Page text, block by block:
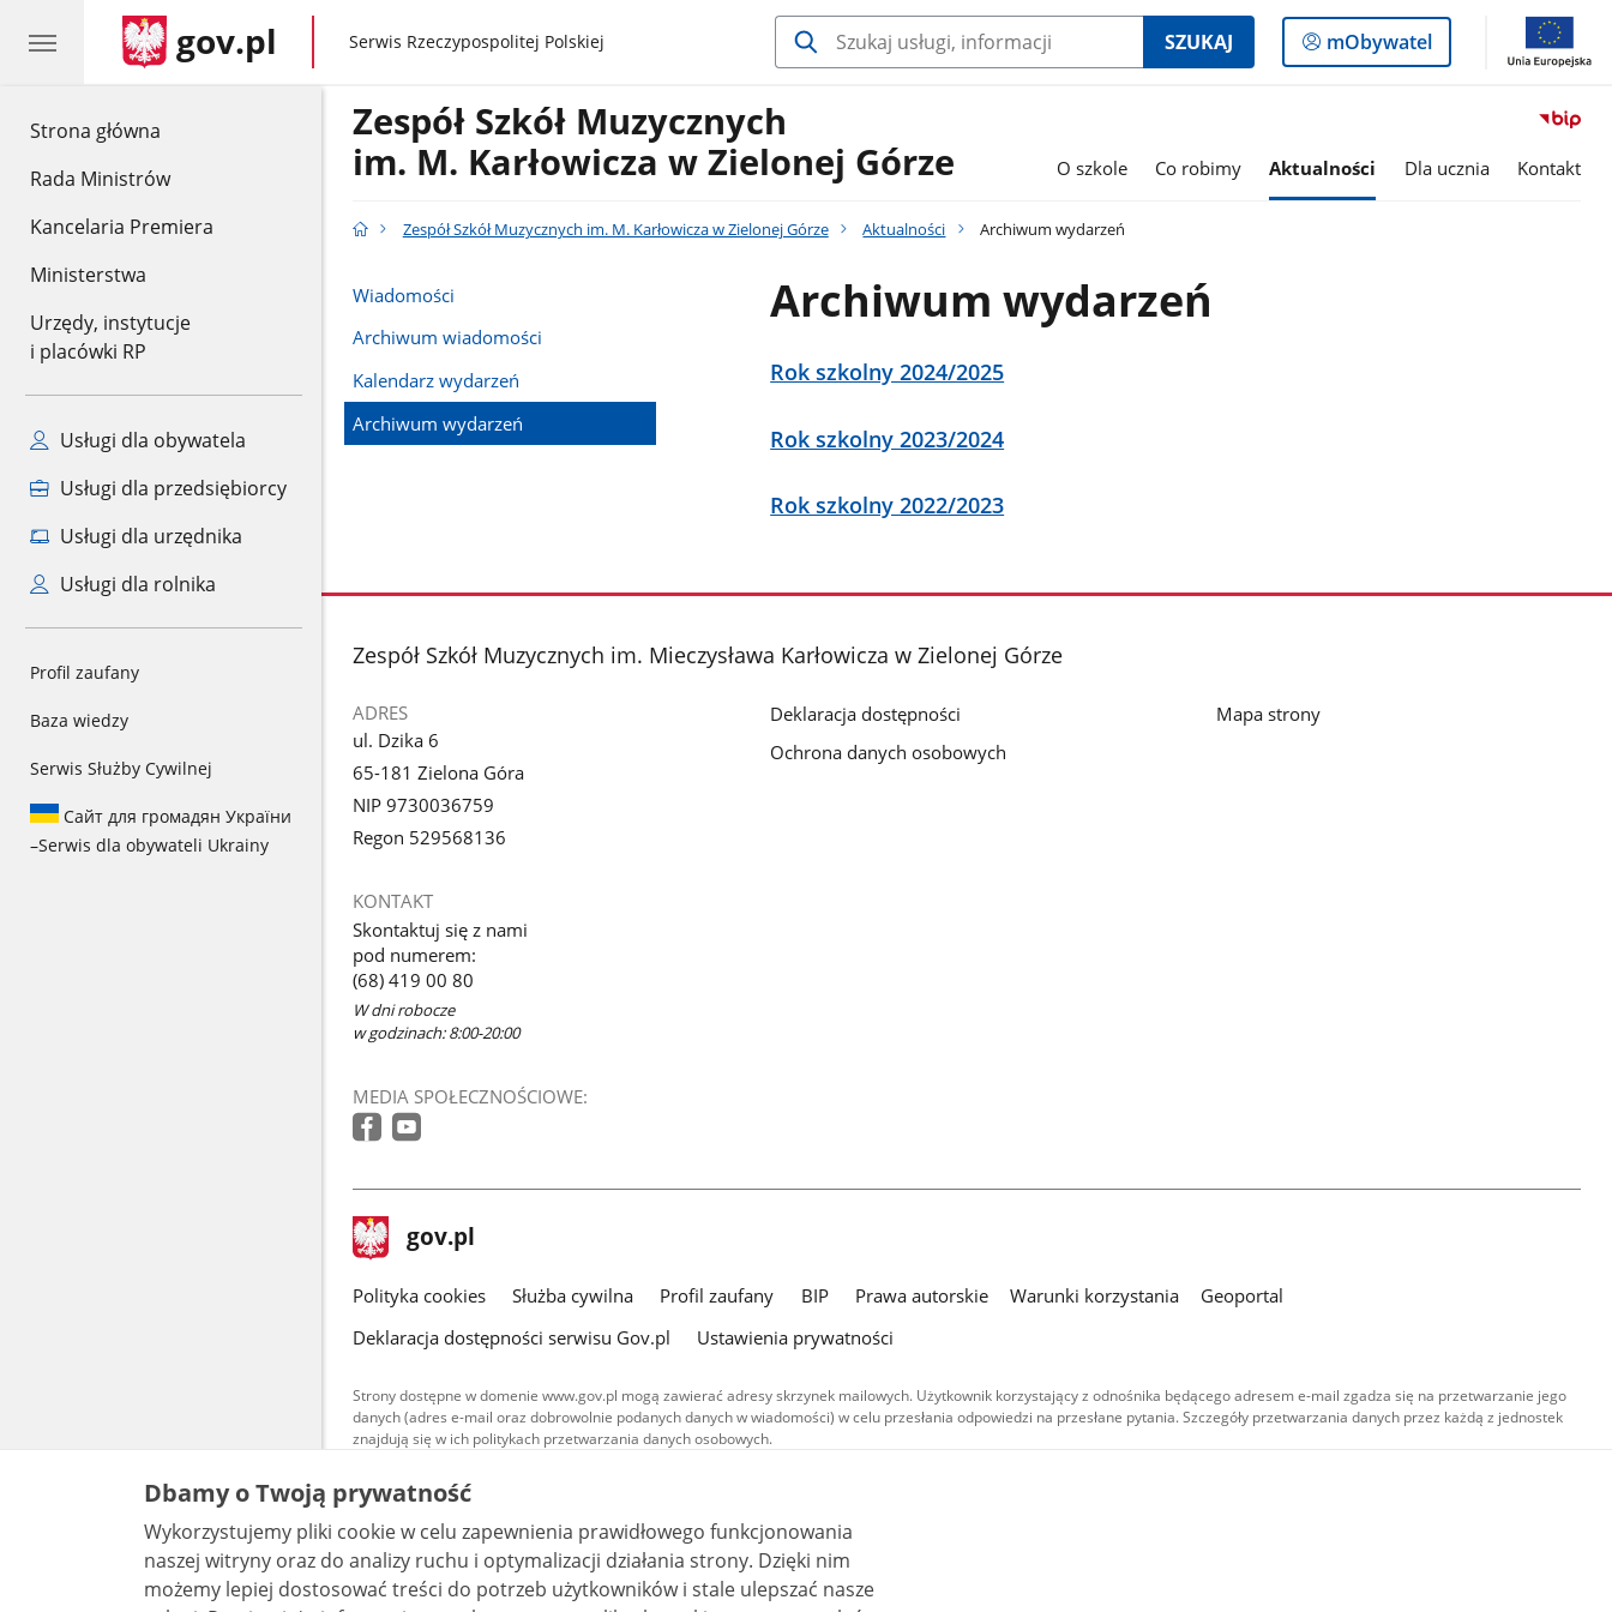
Strona główna
Rada Ministrów
Kancelaria Premiera
Ministerstwa
Urzędy, instytucje
i placówki RP
Usługi dla obywatela
Usługi dla przedsiębiorcy
Usługi dla urzędnika
Usługi dla rolnika
Profil zaufany
Baza wiedzy
Serwis Służby Cywilnej
Сайт для громадян України
–Serwis dla obywateli Ukrainy
gov.pl gov.pl
Serwis Rzeczypospolitej Polskiej SZUKAJ
Logowanie
do
mObywatel
Zespół Szkół Muzycznych
im. M. Karłowicza w Zielonej Górze
O szkole Co robimy Aktualności Dla ucznia Kontakt
Zespół Szkół Muzycznych im. M. Karłowicza w Zielonej Górze Aktualności Archiwum wydarzeń
Wiadomości
Archiwum wiadomości
Kalendarz wydarzeń
Archiwum wydarzeń
Archiwum wydarzeń
Rok szkolny 2024/2025
Rok szkolny 2023/2024
Rok szkolny 2022/2023
stopka
Zespół Szkół Muzycznych im. Mieczysława Karłowicza w Zielonej Górze
ADRES
ul. Dzika 6
65-181 Zielona Góra
NIP 9730036759
Regon 529568136
KONTAKT
Skontaktuj się z nami
pod numerem:
(68) 419 00 80
W dni robocze
w godzinach: 8:00-20:00
MEDIA SPOŁECZNOŚCIOWE:
Deklaracja dostępności
Ochrona danych osobowych
Mapa strony
stopka
gov.pl Strona
gov.pl
gov.pl
Polityka cookies Służba cywilna Profil zaufany BIP Prawa autorskie Warunki korzystania
Geoportal
Deklaracja dostępności serwisu Gov.pl
Ustawienia prywatności
Strony dostępne w domenie www.gov.pl mogą zawierać adresy skrzynek mailowych. Użytkownik korzystający z odnośnika będącego adresem e-mail zgadza się na przetwarzanie jego
danych (adres e-mail oraz dobrowolnie podanych danych w wiadomości) w celu przesłania odpowiedzi na przesłane pytania. Szczegóły przetwarzania danych przez każdą z jednostek
znajdują się w ich politykach przetwarzania danych osobowych.
Treści tekstowe publikowane w serwisie (z wyłączeniem treści audiowizualnych), są
udostępniane na licencji typu Creative Commons: uznanie autorstwa - na tych samych
warunkach 4.0 (CC BY-SA 4.0). Materiały audiowizualne, w tym zdjęcia, materiały audio i wideo,
są udostępniane na licencji typu Creative Commons: uznanie autorstwa użycie niekomercyjne -
bez utworów zależnych 4.0 (CC BY-NC-ND 4.0), o ile nie jest to stwierdzone inaczej.
Dbamy o Twoją prywatność
Wykorzystujemy pliki cookie w celu zapewnienia prawidłowego funkcjonowania
naszej witryny oraz do analizy ruchu i optymalizacji działania strony. Dzięki nim
możemy lepiej dostosować treści do potrzeb użytkowników i stale ulepszać nasze